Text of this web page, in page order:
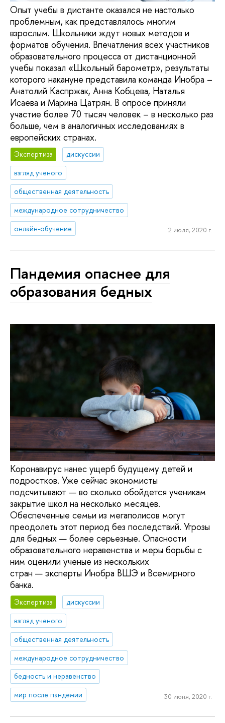
Опыт учебы в дистанте оказался не настолько
проблемным, как представлялось многим
взрослым. Школьники ждут новых методов и
форматов обучения. Впечатления всех участников
образовательного процесса от дистанционной
учебы показал «Школьный барометр», результаты
которого накануне представила команда Инобра –
Анатолий Каспржак, Анна Кобцева, Наталья
Исаева и Марина Цатрян. В опросе приняли
участие более 70 тысяч человек – в несколько раз
больше, чем в аналогичных исследованиях в
европейских странах.
Экспертиза
дискуссии
взгляд ученого
общественная деятельность
международное сотрудничество
онлайн-обучение
2 июля, 2020 г.
Пандемия опаснее для
образования бедных
Коронавирус нанес ущерб будущему детей и
подростков. Уже сейчас экономисты
подсчитывают — во сколько обойдется ученикам
закрытие школ на несколько месяцев.
Обеспеченные семьи из мегаполисов могут
преодолеть этот период без последствий. Угрозы
для бедных — более серьезные. Опасности
образовательного неравенства и меры борьбы с
ним оценили ученые из нескольких
стран — эксперты Инобра ВШЭ и Всемирного
банка.
Экспертиза
дискуссии
взгляд ученого
общественная деятельность
международное сотрудничество
бедность и неравенство
мир после пандемии
30 июня, 2020 г.